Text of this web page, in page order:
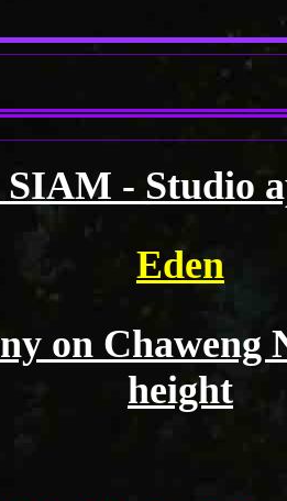
- Studio
Eden
on Chaweng
height